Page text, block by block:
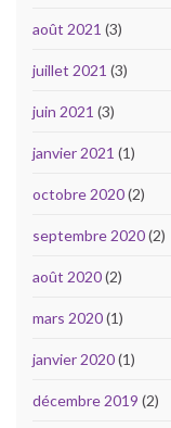
août 2021 (3)
juillet 2021 (3)
juin 2021 (3)
janvier 2021 (1)
octobre 2020(2)
septembre 2020(2)
août 2020(2)
mars 2020(1)
janvier 2020(1)
décembre 2019 (2)